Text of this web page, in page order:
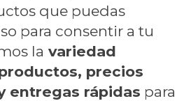
que puedas
para consentir a tu
la variedad
precios
entregas rápidas para